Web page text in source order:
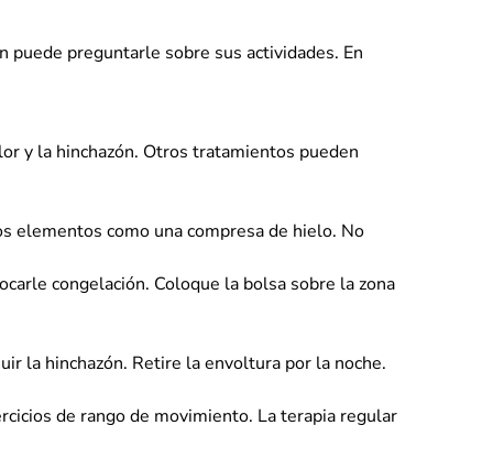
preguntarle sobre sus actividades. En
y la hinchazón. Otros tratamientos pueden
elementos como una compresa de hielo. No
congelación. Coloque la bolsa sobre la zona
la hinchazón. Retire la envoltura por la noche.
de rango de movimiento. La terapia regular